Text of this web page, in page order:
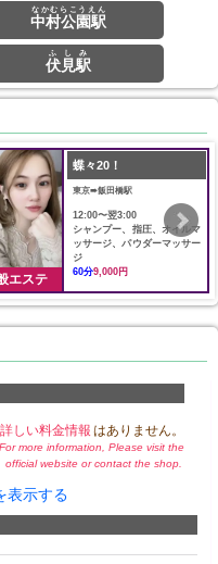
中村公園駅
なかむらこうえん
伏見駅
ふしみ
エステ
蝶々20！
東京➠飯田橋駅
12:00〜翌3:00
シャンプー、指圧、オイルマ
ッサージ、パウダーマッサー
ジ
60分9,000円
詳しい料金情報 はありません。
more information, Please visit the
official website or contact the shop.
表示する